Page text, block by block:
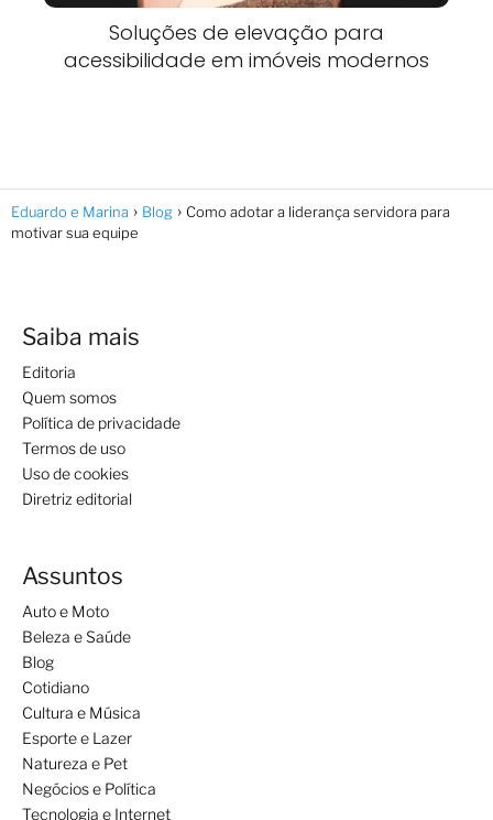
Soluções de elevação para
acessibilidade em imóveis modernos
Eduardo e Marina Blog
Como adotar a liderança servidora para
motivar sua equipe
Saiba mais
Editoria
Quem somos
Política de privacidade
Termos de uso
Uso de cookies
Diretriz editorial
Assuntos
Auto e Moto
Beleza e Saúde
Blog
Cotidiano
Cultura e Música
Esporte e Lazer
Natureza e Pet
Negócios e Política
Tecnologia e Internet